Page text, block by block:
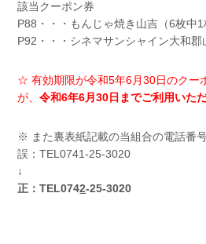
該当クーポン券
P88・・・もんじゃ焼き山吉（6枚中1
P92・・・シネマサンシャイン大和郡
☆ 有効期限が令和5年6月30日のクー
が、令和6年6月30日までご利用いただ
※ また裏表紙記載の当組合の電話番
誤：TEL0741-25-3020
↓
正：TEL0742-25-3020